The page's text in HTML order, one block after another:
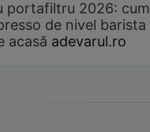
portafiltru 2026: cum
de nivel barista
acasă adevarul.ro